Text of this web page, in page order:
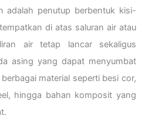
adalah penutup berbentuk kisi-
di atas saluran air atau
air tetap lancar sekaligus
asing yang dapat menyumbat
material seperti besi cor,
hingga bahan komposit yang